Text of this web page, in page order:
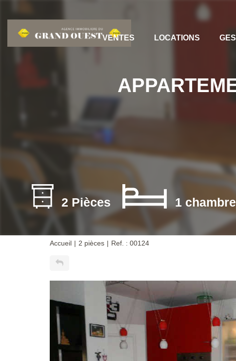
VENTES LOCATIONS
2 Pièces 1
Accueil 2 pièces Ref. : 00124